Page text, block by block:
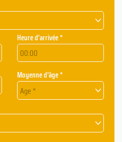
Heure d'arrivée *
Moyenne d’âge *
Age *